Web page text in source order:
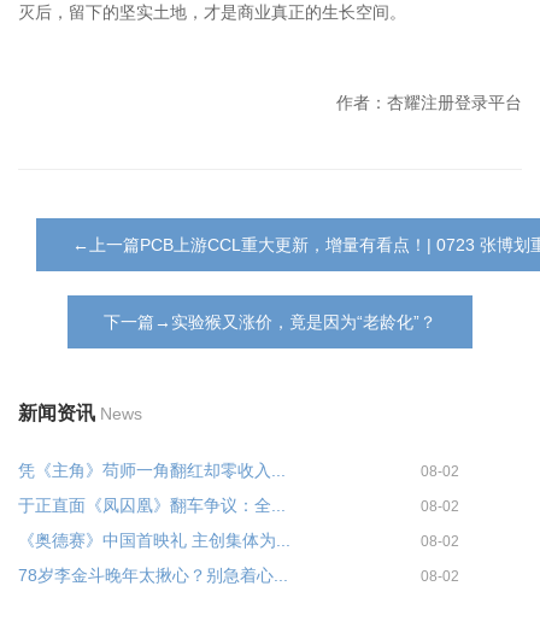
灭后，留下的坚实土地，才是商业真正的生长空间。
作者：杏耀注册登录平台
←上一篇PCB上游CCL重大更新，增量有看点！| 0723 张博划
下一篇→实验猴又涨价，竟是因为“老龄化”？
新闻资讯 News
凭《主角》苟师一角翻红却零收入... 08-02
于正直面《凤囚凰》翻车争议：全... 08-02
《奥德赛》中国首映礼 主创集体为... 08-02
78岁李金斗晚年太揪心？别急着心... 08-02